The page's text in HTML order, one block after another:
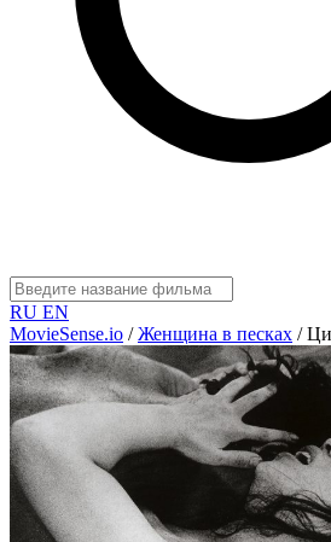
RU EN
MovieSense.io / Женщина в песках /